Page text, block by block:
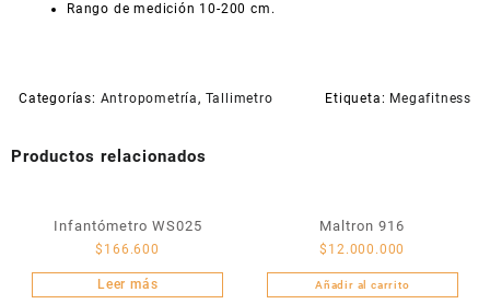
Rango de medición 10-200 cm.
Categorías: Antropometría, Tallimetro Etiqueta: Megafitness
Productos relacionados
Infantómetro WS025
$ 166.600
Leer más
Maltron 916
$ 12.000.000
Añadir al carrito